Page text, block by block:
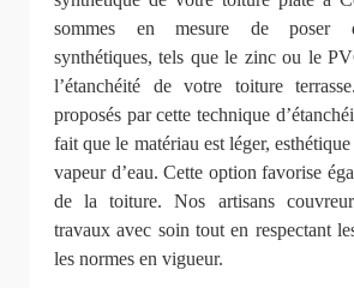
sommes en mesure de poser
synthétiques, tels que le zinc ou le
l’étanchéité de votre toiture
proposés par cette technique
fait que le matériau est léger,
vapeur d’eau. Cette option favorise
de la toiture. Nos artisans
travaux avec soin tout en respectant
les normes en vigueur.